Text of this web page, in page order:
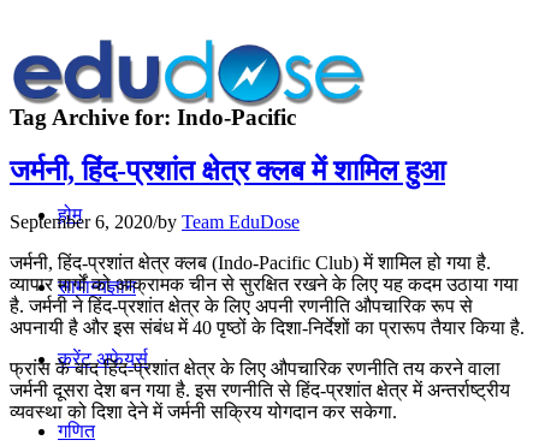
होम
सामान्यज्ञान
करेंट अफेयर्स
गणित
Tag Archive for: Indo-Pacific
जर्मनी, हिंद-प्रशांत क्षेत्र क्‍लब में शामिल हुआ
September 6, 2020/by Team EduDose
जर्मनी, हिंद-प्रशांत क्षेत्र क्‍लब (Indo-Pacific Club) में शामिल हो गया है.
व्‍यापार मार्गों को आक्रामक चीन से सुरक्षित रखने के लिए यह कदम उठाया गया
है. जर्मनी ने हिंद-प्रशांत क्षेत्र के लिए अपनी रणनीति औपचारिक रूप से
अपनायी है और इस संबंध में 40 पृष्‍ठों के दिशा-निर्देशों का प्रारूप तैयार किया है.
फ्रांस के बाद हिंद-प्रशांत क्षेत्र के लिए औपचारिक रणनीति तय करने वाला
जर्मनी दूसरा देश बन गया है. इस रणनीति से हिंद-प्रशांत क्षेत्र में अन्तर्राष्ट्रीय
व्‍यवस्‍था को दिशा देने में जर्मनी सक्रिय योगदान कर सकेगा.